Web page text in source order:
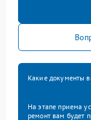
Какие документы
На этапе приема
ремонт вам будет